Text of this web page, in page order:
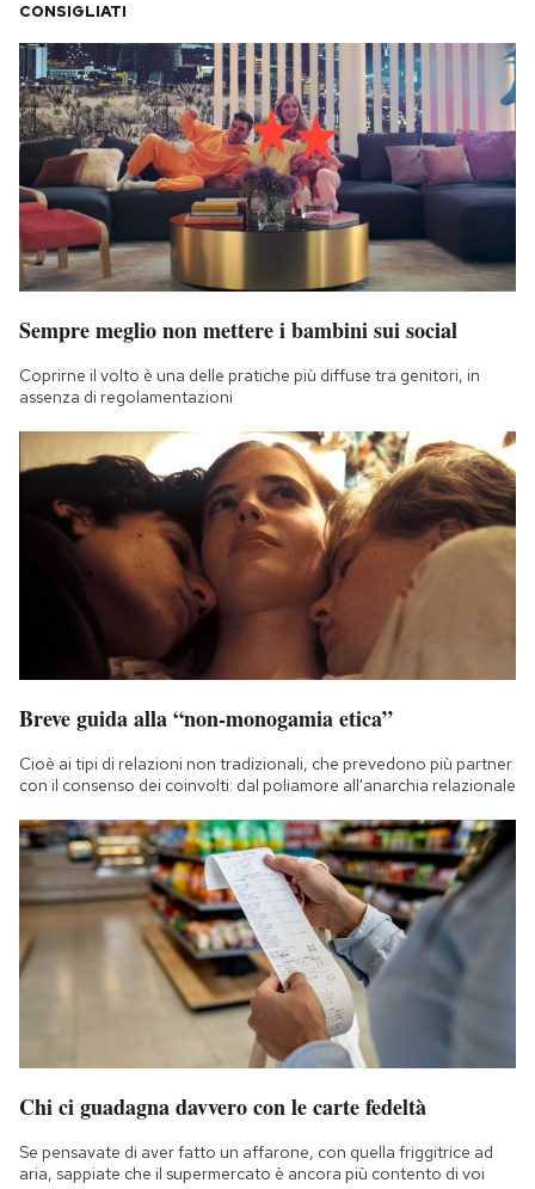
CONSIGLIATI
Sempre meglio non mettere i bambini sui social
Coprirne il volto è una delle pratiche più diffuse tra genitori, in
assenza di regolamentazioni
Breve guida alla “non-monogamia etica”
Cioè ai tipi di relazioni non tradizionali, che prevedono più partner
con il consenso dei coinvolti: dal poliamore all'anarchia relazionale
Chi ci guadagna davvero con le carte fedeltà
Se pensavate di aver fatto un affarone, con quella friggitrice ad
aria, sappiate che il supermercato è ancora più contento di voi